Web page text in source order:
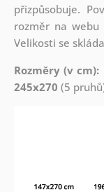
přizpůsobuje.
rozměr na webu
Velikosti se
Rozměry (v cm):
245x270 (5